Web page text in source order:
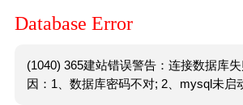
Database Error
(1040) 365建站错误警告：连接数据库
因：1、数据库密码不对; 2、mysql未启